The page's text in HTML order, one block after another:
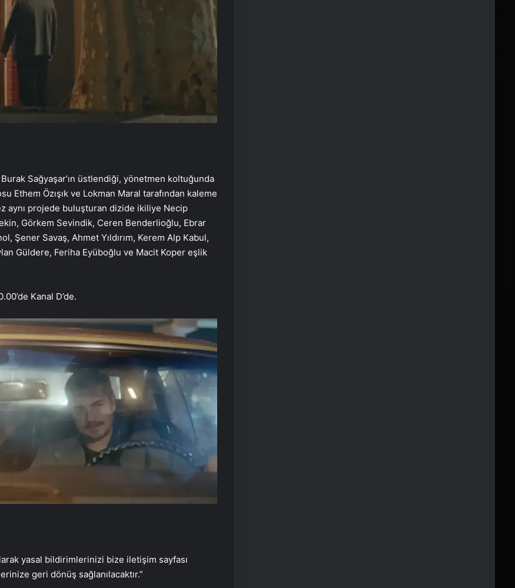
Burak Sağyaşar’ın üstlendiği, yönetmen koltuğunda
Ethem Özışık ve Lokman Maral tarafından kaleme
aynı projede buluşturan dizide ikiliye Necip
Görkem Sevindik, Ceren Benderlioğlu, Ebrar
Şener Savaş, Ahmet Yıldırım, Kerem Alp Kabul,
Güldere, Feriha Eyüboğlu ve Macit Koper eşlik
Kanal D’de.
yasal bildirimlerinizi bize iletişim sayfası
geri dönüş sağlanılacaktır.”
terörsüz Türkiye mesajı: Bu defa
sonuç alacağız
Başkan Erdoğan, 3 ülkenin
büyükelçisini kabul etti
Dışişleri Bakanı Hakan Fidan
Ukraynalı mevkidaşı ile görüştü
Boğaziçi Üniversitesi’ndeki olaylarda
çağrısında bulunuyoruz”
Serjoy : Dijital Medya Ajansı, Google